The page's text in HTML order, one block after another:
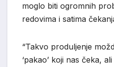
moglo biti ogromnih
redovima i satima
“Takvo produljenje
‘pakao’ koji nas čeka,